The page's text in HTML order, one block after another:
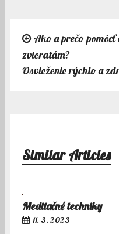
Navigace
pro
Ako a prečo
zvieratám?
Osvieženie rýchlo a
Similar Articles
Meditačné techniky
11. 3. 2023